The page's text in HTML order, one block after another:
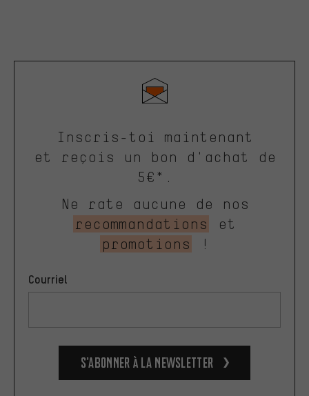
Inscris-toi maintenant
et reçois un bon d'achat de
5€*.
Ne rate aucune de nos
recommandations
et
promotions
!
Courriel
S’abonner à la newsletter